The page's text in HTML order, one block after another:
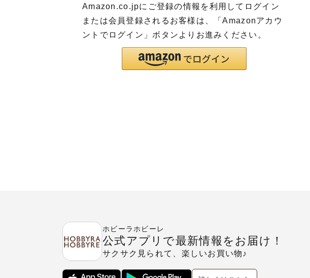
Amazon.co.jpにご登録の情報を利用してログイン
または会員登録されるお客様は、「Amazonアカウ
ントでログイン」ボタンよりお進みください。
ホビーラホビーレ
公式アプリで最新情報をお届け！
サクサク見られて、楽しいお買い物♪